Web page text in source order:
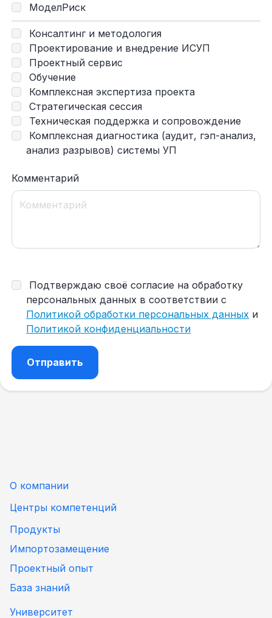
МоделРиск
Консалтинг и методология
Проектирование и внедрение ИСУП
Проектный сервис
Обучение
Комплексная экспертиза проекта
Стратегическая сессия
Техническая поддержка и сопровождение
Комплексная диагностика (аудит, гэп-анализ,
анализ разрывов) системы УП
Комментарий
Подтверждаю своё согласие на обработку
персональных данных в соответствии с
Политикой обработки персональных данных и
Политикой конфиденциальности
О компании
Центры компетенций
Продукты
Импортозамещение
Проектный опыт
База знаний
Университет